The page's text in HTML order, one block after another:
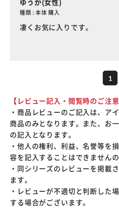
ゆうか(女性)
種類 : 本体 購入
凄くお気に入りです。
1
【レビュー記入・閲覧時のご注意
・商品レビューのご記入は、ア
商品のみとなります。また、お
の記入となります。
・他人の権利、利益、名誉等を
容を記入することはできません
・同シリーズのレビューを掲載
ます。
・レビューが不適切と判断した
する場合がございます。